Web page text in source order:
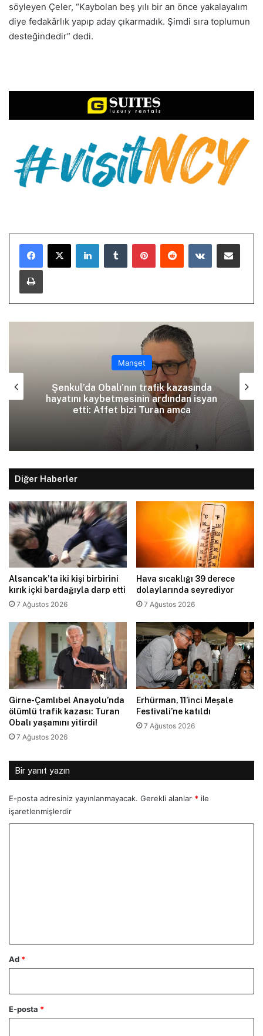
söyleyen Çeler, “Kaybolan beş yılı bir an önce yakalayalım
diye fedakârlık yapıp aday çıkarmadık. Şimdi sıra toplumun
desteğindedir” dedi.
LinkedInTumblr PinterestReddit VKontakteE-Posta ile paylaş
Yazdır
Manşet
Şenkul’da Obalı’nın trafik kazasında
hayatını kaybetmesinin ardından isyan
etti: Affet bizi Turan amca
Diğer Haberler
Alsancak’ta iki kişi birbirini
kırık içki bardağıyla darp etti
7 Ağustos 2026
Hava sıcaklığı 39 derece
dolaylarında seyrediyor
7 Ağustos 2026
Girne-Çamlıbel Anayolu’nda
ölümlü trafik kazası: Turan
Obalı yaşamını yitirdi!
7 Ağustos 2026
Erhürman, 11’inci Meşale
Festivali’ne katıldı
7 Ağustos 2026
Bir yanıt yazın
E-posta adresiniz yayınlanmayacak. Gerekli alanlar * ile
işaretlenmişlerdir
Ad *
E-posta *